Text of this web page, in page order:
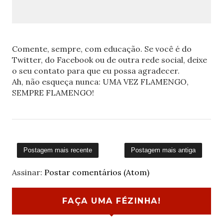
Comente, sempre, com educação. Se você é do
Twitter, do Facebook ou de outra rede social, deixe
o seu contato para que eu possa agradecer.
Ah, não esqueça nunca: UMA VEZ FLAMENGO,
SEMPRE FLAMENGO!
Postagem mais recente Postagem mais antiga
Assinar: Postar comentários (Atom)
FAÇA UMA FÉZINHA!